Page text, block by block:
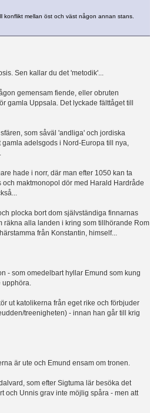
konflikt mellan öst och väst någon annan stans.
Sen kallar du det 'metodik'...
gemensam fiende, eller obruten
gamla Uppsala. Det lyckade fälttåget till
som såväl 'andliga' och jordiska
adelsgods i Nord-Europa till nya,
hade i norr, där man efter 1050 kan ta
maktmonopol dör med Harald Hardråde
plocka bort dom självständiga finnarnas
räkna alla landen i kring som tillhörande Rom
från Konstantin, himself...
- som omedelbart hyllar Emund som kung
upphöra.
ut katolikerna från eget rike och förbjuder
treenigheten) - innan han går till krig
är ute och Emund ensam om tronen.
som efter Sigtuma lär besöka det
och Unnis grav inte möjlig spåra - men att